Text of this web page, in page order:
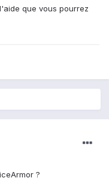
que vous pourrez
?